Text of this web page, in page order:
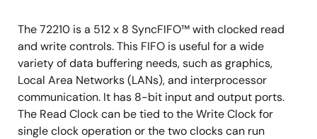
The 72210 is a 512 x 8 SyncFIFO™ with clocked read
and write controls. This FIFO is useful for a wide
variety of data buffering needs, such as graphics,
Local Area Networks (LANs), and interprocessor
communication. It has 8-bit input and output ports.
The Read Clock can be tied to the Write Clock for
single clock operation or the two clocks can run